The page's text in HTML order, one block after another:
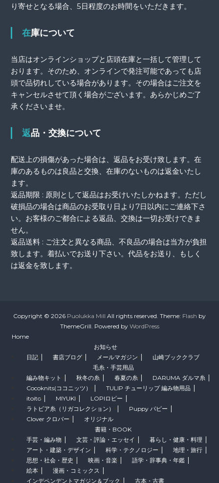
り寄せとなる場合、5日程度のお時間をいただきます。
在庫について
当店はオンラインショップと店頭在庫と一括して管理して
おります。そのため、オンラインで発注可能であっても店
頭で品切れしている場合があります。その場合はご注文を
キャンセルさせて頂く場合がございます。あらかじめご了
承くださいませ。
返品・交換について
配送上の損傷があった場合は、返品をお受け致します。在
庫のあるものは良品と交換、在庫のないものは返金いたし
ます。
返品期限 : 原則として返品はお受けいたしかねます。ただし
破損品の場合は商品のお受取り日より7日以内にご連絡下さ
い。お客様のご都合による返品、交換は一切お受けできま
せん。
返品送料 : ご注文と異なる商品、不良品の場合は当方が負担
致します。着払いでお送り下さい。代品をお送り、もしく
は返金を致します。
Copyright © 2026 Puolukka Mill All rights reserved. Theme: Flash by
ThemeGrill. Powered by WordPress
Home
お知らせ
日記
書店ブログ メールマガジン
山崎ブッククラブ
毛糸・手芸用品
編み物キット
秋冬の糸 春夏の糸
DARUMA ダルマ糸
Cocoknits(ココニッツ）
TULIP チューリップ 編み物用品
itoito
MIYUKI
LOPIロピー
ラトビア糸（リガコレクション）
Puppy パピー
Clover クロバー
オリジナル
書籍・BOOK
手芸・編み物
文芸・評論・エッセイ
暮らし・健康・料理
アート・建築・デザイン
科学・テクノロジー
地理・旅行
思想・社会・歴史
映画・音楽
語学・辞事典・年鑑
絵本
漫画・コミックス
インデペンデントマガジン＆ブック
古本・古書